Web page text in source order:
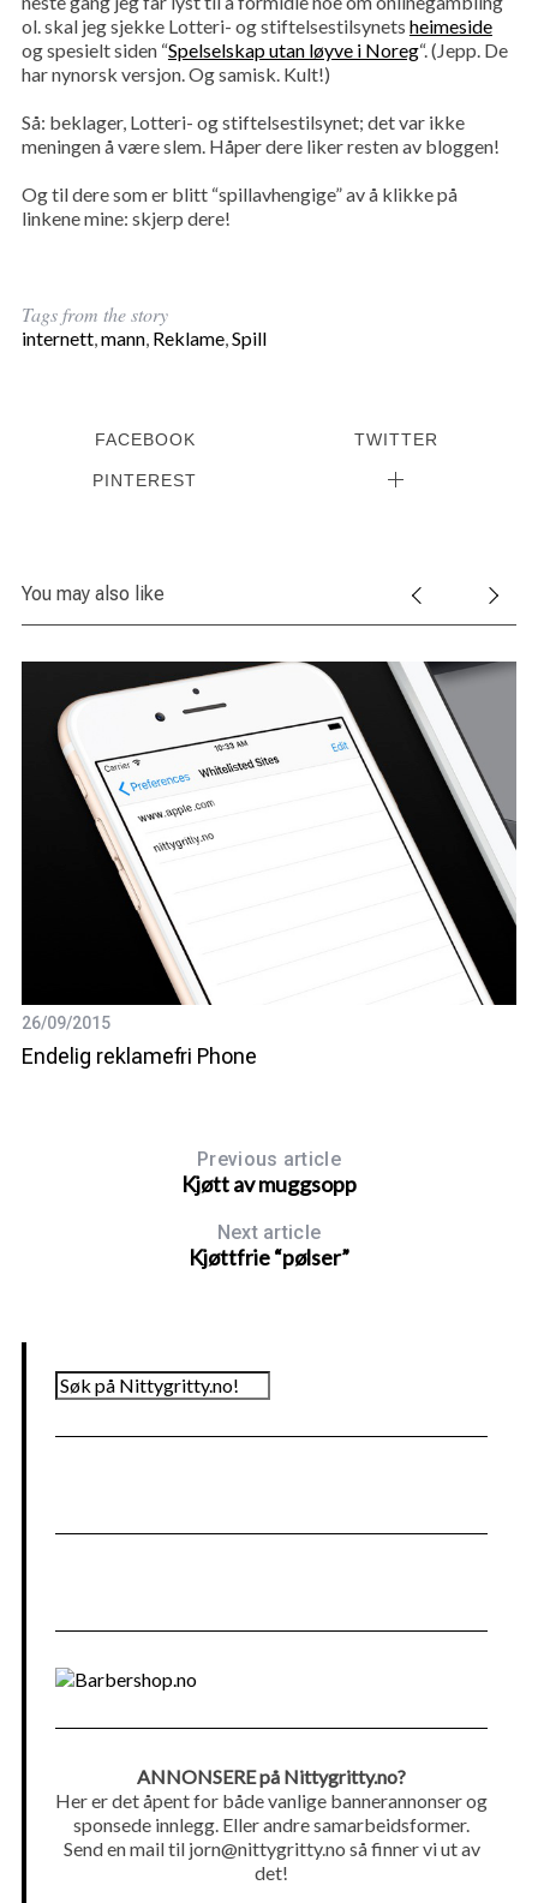
ol. skal jeg sjekke Lotteri- og stiftelsestilsynets heimeside
og spesielt siden “Spelselskap utan løyve i Noreg“. (Jepp. De
har nynorsk versjon. Og samisk. Kult!)
Så: beklager, Lotteri- og stiftelsestilsynet; det var ikke
meningen å være slem. Håper dere liker resten av bloggen!
Og til dere som er blitt “spillavhengige” av å klikke på
linkene mine: skjerp dere!
Tags from the story
internett, mann, Reklame, Spill
FACEBOOK TWITTER
PINTEREST
You may also like
26/09/2015
Endelig reklamefri Phone
Previous article
Kjøtt av muggsopp
Next article
Kjøttfrie “pølser”
ANNONSERE på Nittygritty.no?
Her er det åpent for både vanlige bannerannonser og
sponsede innlegg. Eller andre samarbeidsformer.
Send en mail til jorn@nittygritty.no så finner vi ut av
det!
S
a
c
: